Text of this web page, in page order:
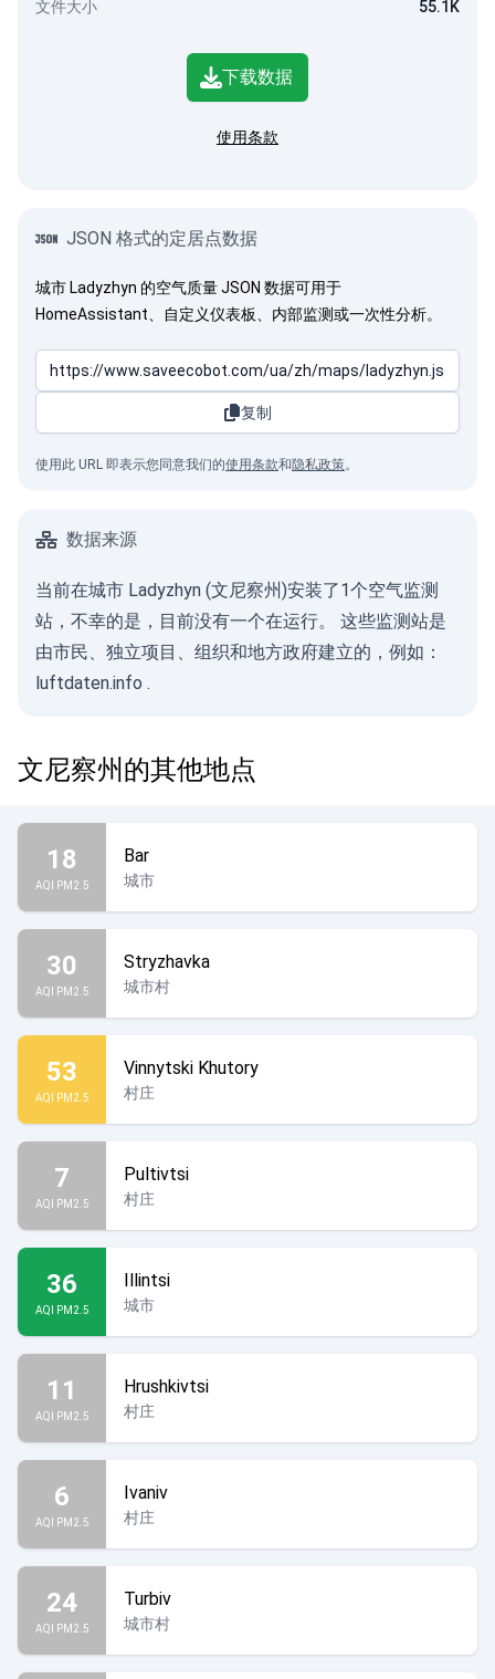
文件大小 55.1K
下载数据
使用条款
JSON 格式的定居点数据
城市 Ladyzhyn 的空气质量 JSON 数据可用于
HomeAssistant、自定义仪表板、内部监测或一次性分析。
复制
使用此 URL 即表示您同意我们的使用条款和隐私政策。
数据来源
当前在城市 Ladyzhyn (文尼察州)安装了1个空气监测
站，不幸的是，目前没有一个在运行。 这些监测站是
由市民、独立项目、组织和地方政府建立的，例如：
luftdaten.info .
文尼察州的其他地点
18
AQI PM2.5
Bar
城市
30
AQI PM2.5
Stryzhavka
城市村
53
AQI PM2.5
Vinnytski Khutory
村庄
7
AQI PM2.5
Pultivtsi
村庄
36
AQI PM2.5
Illintsi
城市
11
AQI PM2.5
Hrushkivtsi
村庄
6
AQI PM2.5
Ivaniv
村庄
24
AQI PM2.5
Turbiv
城市村